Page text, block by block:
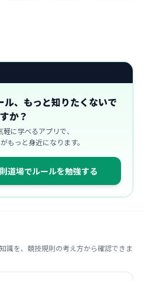
、もっと知りたくないで
すか？
に学べるアプリで、
もっと身近になります。
道場でルールを勉強する
識を、競技規則の考え方から確認できま